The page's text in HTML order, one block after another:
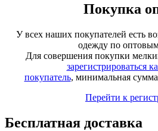
Покупка
У всех наших покупателей есть
одежду по
Для совершения покупки
зарегистрироваться
покупатель, минимальная сумма
Перейти к
Бесплатная доставка